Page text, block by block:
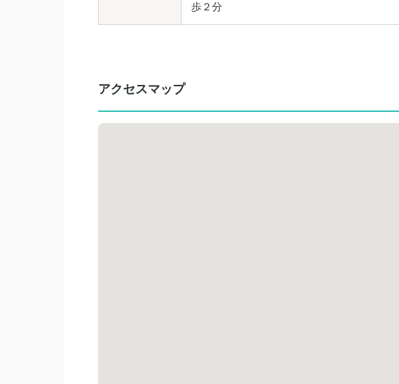
歩２分
アクセスマップ